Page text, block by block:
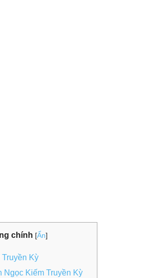
chính [Ẩn]
Kỳ
Ngọc Kiếm Truyền Kỳ